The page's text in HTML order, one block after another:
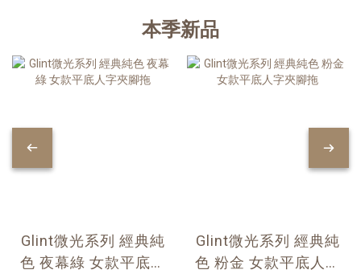
本季新品
Glint微光系列 經典純
色 夜幕綠 女款平底人
Glint微光系列 經典純
色 粉金 女款平底人字